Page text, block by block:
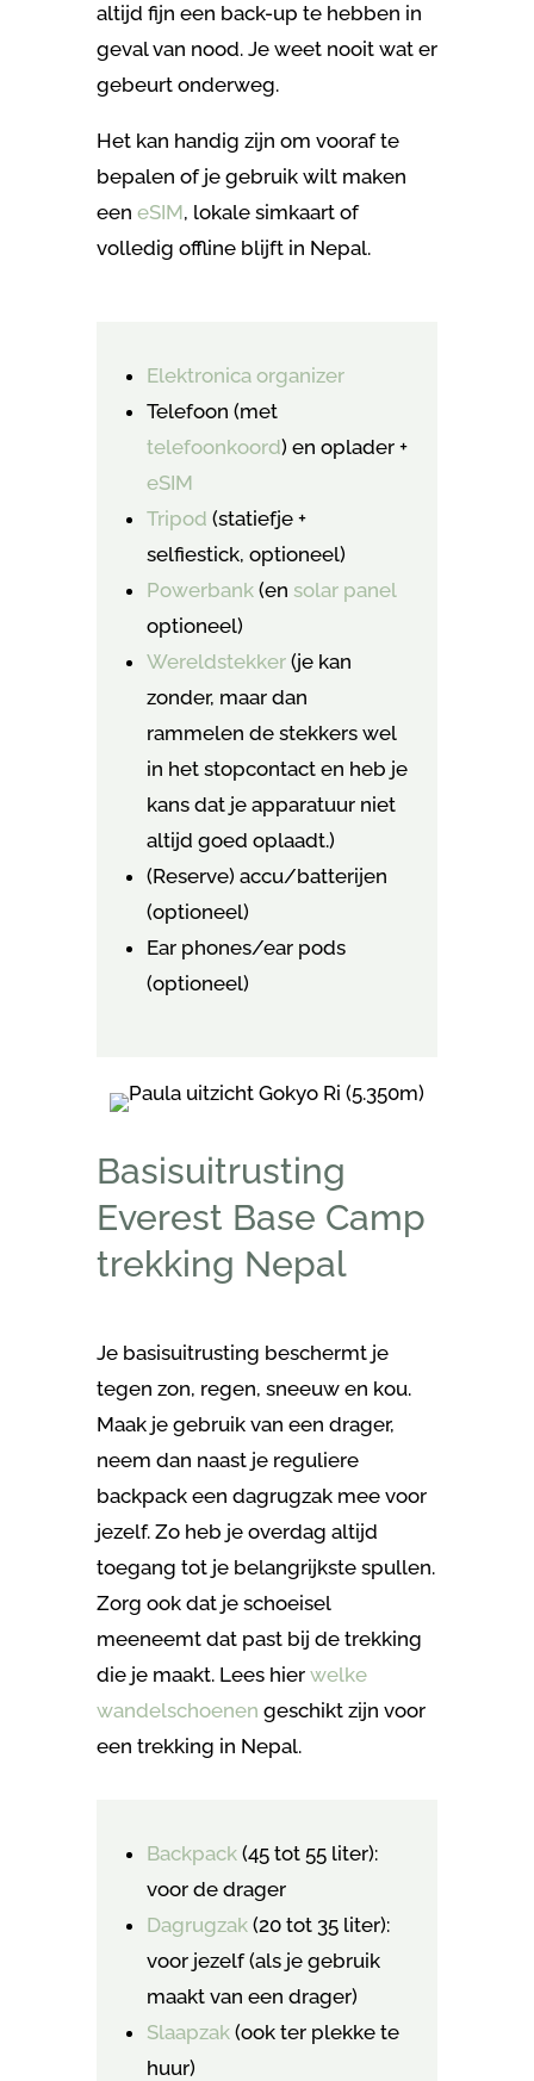
altijd fijn een back-up te hebben in
geval van nood. Je weet nooit wat er
gebeurt onderweg.
Het kan handig zijn om vooraf te
bepalen of je gebruik wilt maken
een eSIM, lokale simkaart of
volledig offline blijft in Nepal.
Elektronica organizer
Telefoon (met
telefoonkoord) en oplader +
eSIM
Tripod (statiefje +
selfiestick, optioneel)
Powerbank(en solar panel
optioneel)
Wereldstekker(je kan
zonder, maar dan
rammelen de stekkers wel
in het stopcontact en heb je
kans dat je apparatuur niet
altijd goed oplaadt.)
(Reserve) accu/batterijen
(optioneel)
Ear phones/ear pods
(optioneel)
Basisuitrusting
Everest Base Camp
trekking Nepal
Je basisuitrusting beschermt je
tegen zon, regen, sneeuw en kou.
Maak je gebruik van een drager,
neem dan naast je reguliere
backpack een dagrugzak mee voor
jezelf. Zo heb je overdag altijd
toegang tot je belangrijkste spullen.
Zorg ook dat je schoeisel
meeneemt dat past bij de trekking
die je maakt. Lees hier welke
wandelschoenen geschikt zijn voor
een trekking in Nepal.
Backpack(45 tot 55 liter):
voor de drager
Dagrugzak(20 tot 35 liter):
voor jezelf (als je gebruik
maakt van een drager)
Slaapzak(ook ter plekke te
huur)